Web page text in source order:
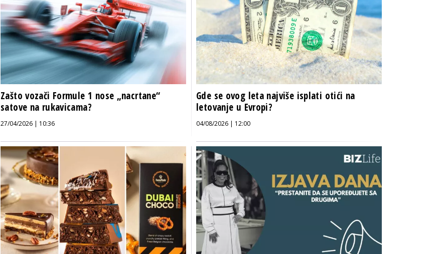
Zašto vozači Formule 1 nose „nacrtane“
satove na rukavicama?
27/04/2026 | 10:36
Gde se ovog leta najviše isplati otići na
letovanje u Evropi?
04/08/2026 | 12:00